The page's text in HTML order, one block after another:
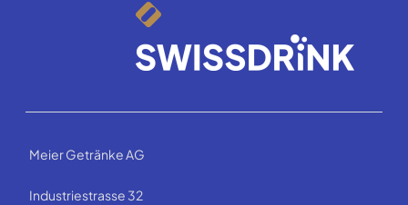
Meier Getränke AG
Industriestrasse 32